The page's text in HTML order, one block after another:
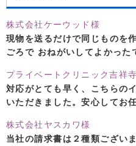
株式会社ケーウッド様
現物を送るだけで同じものを
ごろで おねがいしてよかった
プライベートクリニック吉祥
対応がとても早く、こちらの
いただきました。安心してお
株式会社ヤスカワ様
当社の請求書は２種類ござい